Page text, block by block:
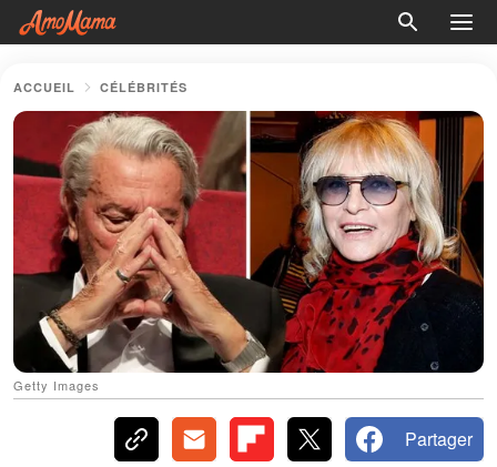
ACCUEIL CÉLÉBRITÉS
Getty Images
Partager